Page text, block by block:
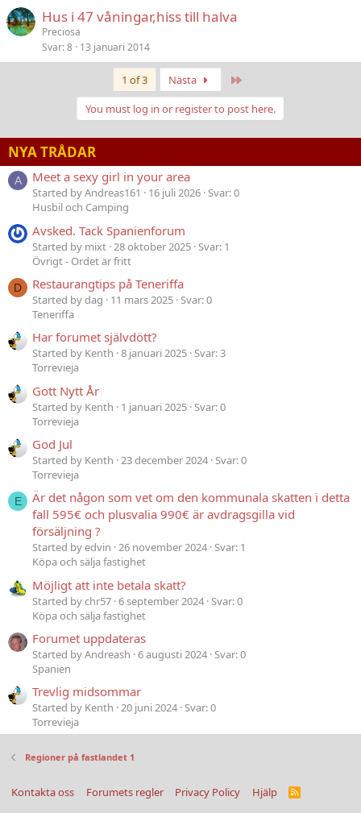
Hus i 47 våningar,hiss till halva
Preciosa
Svar 8 13 januari 2014
1 of 3 Nästa
You must log in or register to post here.
NYA TRÅDAR
A Meet a sexy girl in your area
Started by Andreas161 16 juli 2026 Svar: 0
Husbil och Camping
Avsked. Tack Spanienforum
Started by mixt 28 oktober 2025 Svar: 1
Övrigt - Ordet är fritt
D Restaurangtips på Teneriffa
Started by dag 11 mars 2025 Svar: 0
Teneriffa
Har forumet självdött?
Started by Kenth 8 januari 2025 Svar: 3
Torrevieja
Gott Nytt År
Started by Kenth 1 januari 2025 Svar: 0
Torrevieja
God Jul
Started by Kenth 23 december 2024 Svar: 0
Torrevieja
E
Är det någon som vet om den kommunala skatten i detta
fall 595€ och plusvalia 990€ är avdragsgilla vid
försäljning ?
Started by edvin 26 november 2024 Svar: 1
Köpa och sälja fastighet
Möjligt att inte betala skatt?
Started by chr57 6 september 2024 Svar: 0
Köpa och sälja fastighet
Forumet uppdateras
Started by Andreash 6 augusti 2024 Svar: 0
Spanien
Trevlig midsommar
Started by Kenth 20 juni 2024 Svar: 0
Torrevieja
Regioner på fastlandet 1
Kontakta oss Forumets regler Privacy Policy Hjälp
R